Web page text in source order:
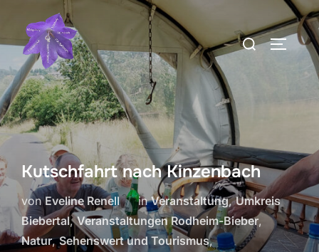
Inhalt
springen
Suchen
Kutschfahrt nach Kinzenbach
vonEveline Renell inVeranstaltung,Umkreis
Biebertal,Veranstaltungen Rodheim-Bieber,
Natur,Sehenswert und Tourismus,